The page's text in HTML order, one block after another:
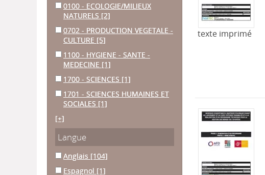
0100 - ECOLOGIE/MILIEUX
NATURELS [2]
0702 - PRODUCTION VEGETALE -
CULTURE [5]
1100 - HYGIENE - SANTE -
MEDECINE [1]
1700 - SCIENCES [1]
1701 - SCIENCES HUMAINES ET
SOCIALES [1]
[+]
Langue
Anglais [104]
Espagnol [1]
texte imprimé